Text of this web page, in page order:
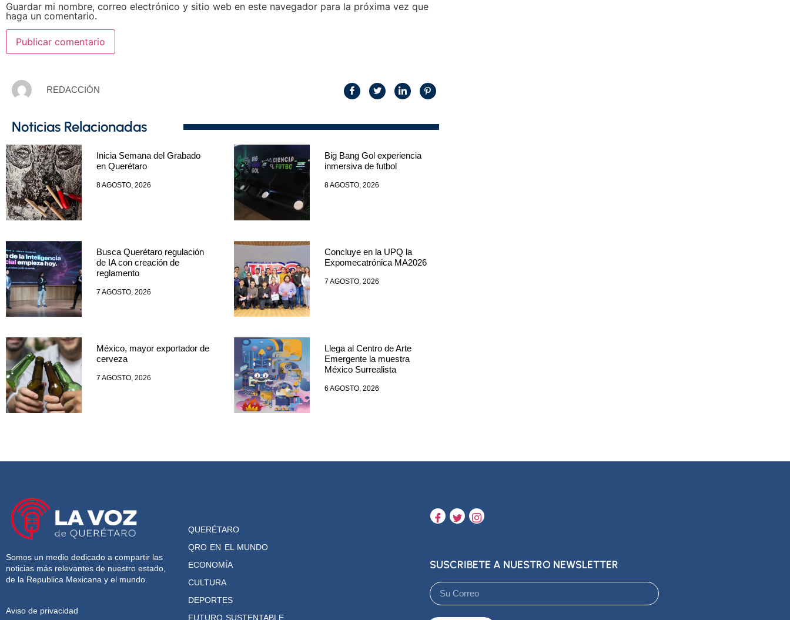
Guardar mi nombre, correo electrónico y sitio web en este navegador para la próxima vez que
haga un comentario.
REDACCIÓN
Noticias Relacionadas
Inicia Semana del Grabado
en Querétaro
8 AGOSTO, 2026
Big Bang Gol experiencia
inmersiva de futbol
8 AGOSTO, 2026
Busca Querétaro regulación
de IA con creación de
reglamento
7 AGOSTO, 2026
Concluye en la UPQ la
Expomecatrónica MA2026
7 AGOSTO, 2026
México, mayor exportador de
cerveza
7 AGOSTO, 2026
Llega al Centro de Arte
Emergente la muestra
México Surrealista
6 AGOSTO, 2026
Somos un medio dedicado a compartir las
noticias más relevantes de nuestro estado,
de la Republica Mexicana y el mundo.
Aviso de privacidad
QUERÉTARO
QRO EN EL MUNDO
ECONOMÍA
CULTURA
DEPORTES
FUTURO SUSTENTABLE
SUSCRIBETE A NUESTRO NEWSLETTER